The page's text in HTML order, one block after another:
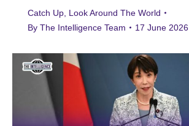
Catch Up Look Around The World
By The Intelligence Team 17 June 2026